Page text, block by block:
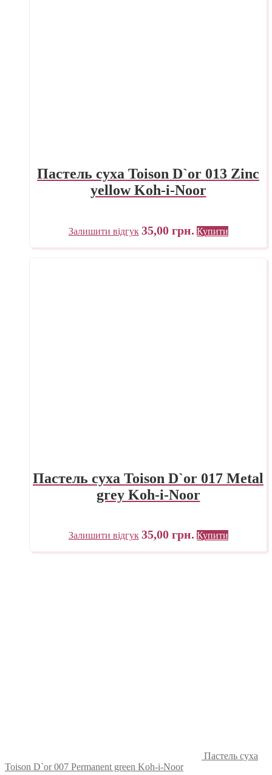
Пастель суха Toison D`or 013 Zinc
yellow Koh-i-Noor
Залишити відгук 35,00 грн. Купити
Пастель суха Toison D`or 017 Metal
grey Koh-i-Noor
Залишити відгук 35,00 грн. Купити
Пастель суха
Toison D`or 007 Permanent green Koh-i-Noor